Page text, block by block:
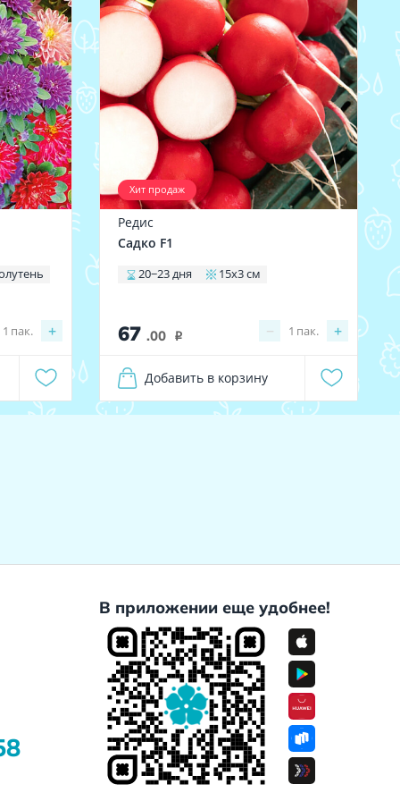
+
1 пак.
Хит продаж
Редис
Садко F1
20−23 дня 15x3 см
67 .00 i − +
1 пак.
Добавить в корзину
В приложении еще удобнее!